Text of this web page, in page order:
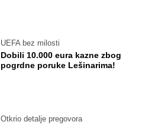
UEFA bez milosti
Dobili 10.000 eura kazne zbog
pogrdne poruke Lešinarima!
Otkrio detalje pregovora